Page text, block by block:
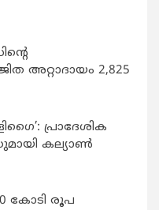
അറ്റാദായം 2,825
പ്രാദേശിക
കല്യാണ്‍
കോടി രൂപ